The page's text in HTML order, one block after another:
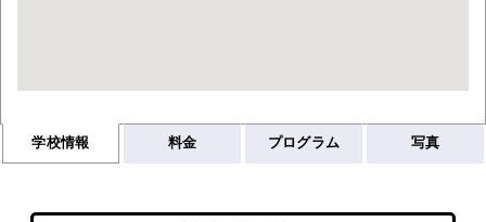
学校情報 料金 プログラム 写真